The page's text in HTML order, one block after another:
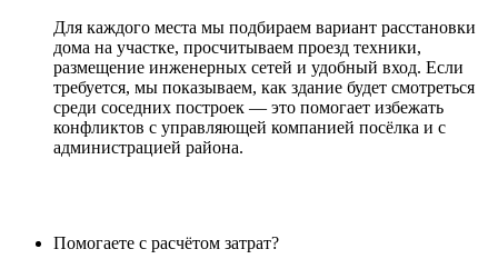
Для каждого места мы подбираем вариант расстановки
дома на участке, просчитываем проезд техники,
размещение инженерных сетей и удобный вход. Если
требуется, мы показываем, как здание будет смотреться
среди соседних построек — это помогает избежать
конфликтов с управляющей компанией посёлка и с
администрацией района.
Помогаете с расчётом затрат?